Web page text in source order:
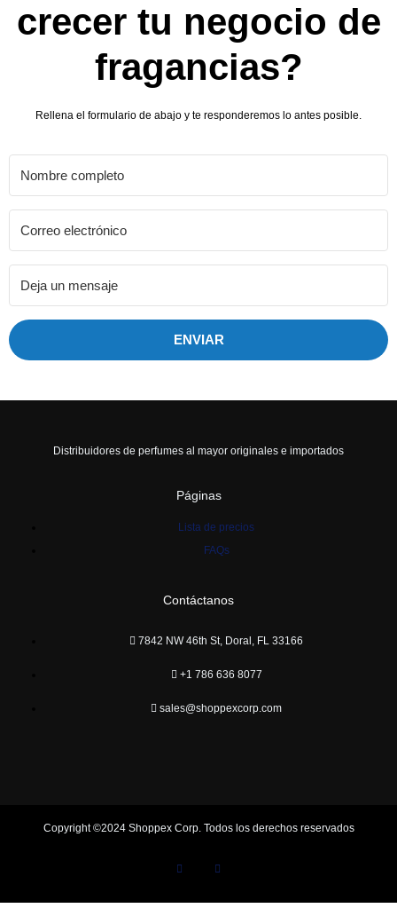
crecer tu negocio de
fragancias?
Rellena el formulario de abajo y te responderemos lo antes posible.
ENVIAR
Distribuidores de perfumes al mayor originales e importados
Páginas
Lista de precios
FAQs
Contáctanos
7842 NW 46th St, Doral, FL 33166
+1 786 636 8077
sales@shoppexcorp.com
Copyright ©2024 Shoppex Corp. Todos los derechos reservados